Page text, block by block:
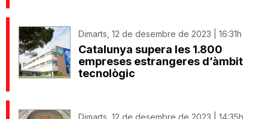
Dimarts, 12 de desembre de 2023 | 16:31h
Catalunya supera les 1.800
empreses estrangeres d’àmbit
tecnològic
Dimarts, 12 de desembre de 2023 | 14:35h